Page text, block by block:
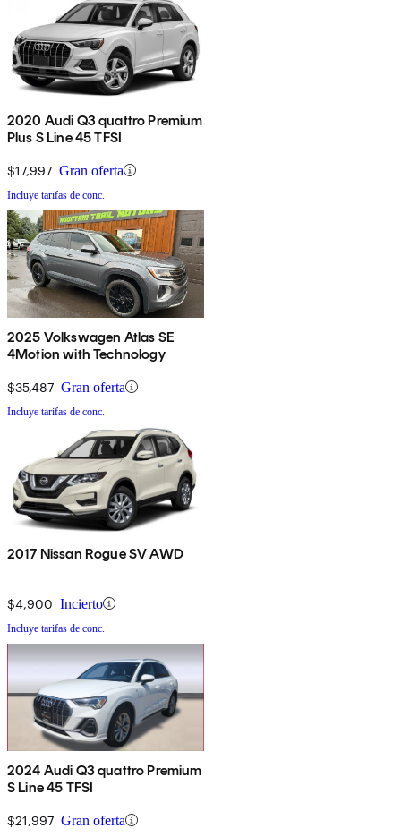
2020 Audi Q3 quattro Premium
Plus S Line 45 TFSI
$17,997 Gran oferta
Incluye tarifas de conc.
2025 Volkswagen Atlas SE
4Motion with Technology
$35,487 Gran oferta
Incluye tarifas de conc.
2017 Nissan Rogue SV AWD
$4,900 Incierto
Incluye tarifas de conc.
2024 Audi Q3 quattro Premium
S Line 45 TFSI
$21,997 Gran oferta